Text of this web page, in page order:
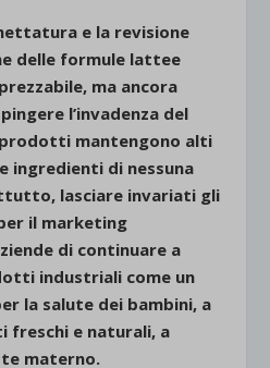
e la revisione
delle formule lattee
ma ancora
l’invadenza del
mantengono alti
ingredienti di nessuna
lasciare invariati gli
il marketing
di continuare a
industriali come un
la salute dei bambini, a
freschi e naturali, a
materno.